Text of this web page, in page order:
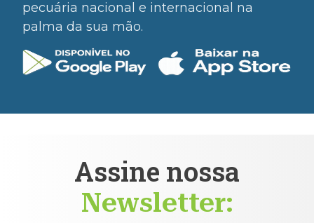
pecuária nacional e internacional na
palma da sua mão.
Assine nossa
Newsletter: